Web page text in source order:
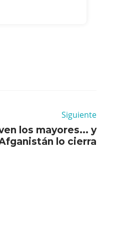
Siguiente
los mayores... y
lo cierra